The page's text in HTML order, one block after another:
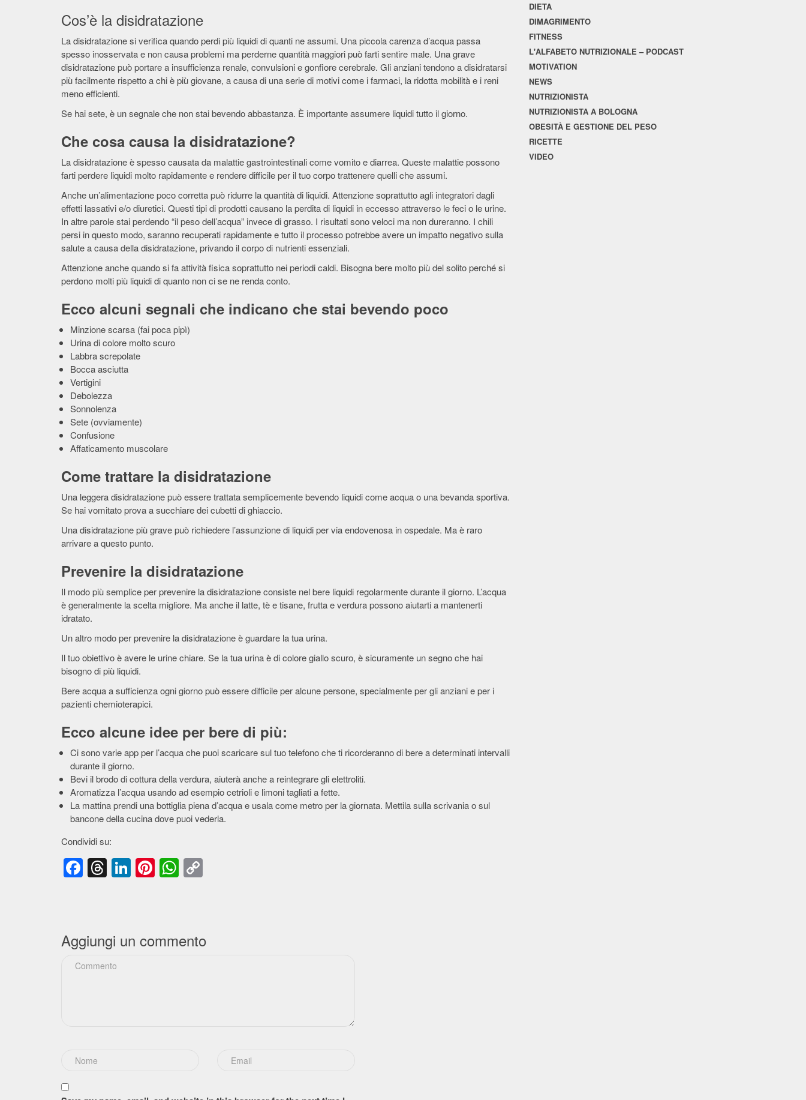
Cos’è la disidratazione
La disidratazione si verifica quando perdi più liquidi di quanti ne assumi. Una piccola carenza d’acqua passa
spesso inosservata e non causa problemi ma perderne quantità maggiori può farti sentire male. Una grave
disidratazione può portare a insufficienza renale, convulsioni e gonfiore cerebrale. Gli anziani tendono a disidratarsi
più facilmente rispetto a chi è più giovane, a causa di una serie di motivi come i farmaci, la ridotta mobilità e i reni
meno efficienti.
Se hai sete, è un segnale che non stai bevendo abbastanza. È importante assumere liquidi tutto il giorno.
Che cosa causa la disidratazione?
La disidratazione è spesso causata da malattie gastrointestinali come vomito e diarrea. Queste malattie possono
farti perdere liquidi molto rapidamente e rendere difficile per il tuo corpo trattenere quelli che assumi.
Anche un’alimentazione poco corretta può ridurre la quantità di liquidi. Attenzione soprattutto agli integratori dagli
effetti lassativi e/o diuretici. Questi tipi di prodotti causano la perdita di liquidi in eccesso attraverso le feci o le urine.
In altre parole stai perdendo “il peso dell’acqua” invece di grasso. I risultati sono veloci ma non dureranno. I chili
persi in questo modo, saranno recuperati rapidamente e tutto il processo potrebbe avere un impatto negativo sulla
salute a causa della disidratazione, privando il corpo di nutrienti essenziali.
Attenzione anche quando si fa attività fisica soprattutto nei periodi caldi. Bisogna bere molto più del solito perché si
perdono molti più liquidi di quanto non ci se ne renda conto.
Ecco alcuni segnali che indicano che stai bevendo poco
Minzione scarsa (fai poca pipì)
Urina di colore molto scuro
Labbra screpolate
Bocca asciutta
Vertigini
Debolezza
Sonnolenza
Sete (ovviamente)
Confusione
Affaticamento muscolare
Come trattare la disidratazione
Una leggera disidratazione può essere trattata semplicemente bevendo liquidi come acqua o una bevanda sportiva.
Se hai vomitato prova a succhiare dei cubetti di ghiaccio.
Una disidratazione più grave può richiedere l’assunzione di liquidi per via endovenosa in ospedale. Ma è raro
arrivare a questo punto.
Prevenire la disidratazione
Il modo più semplice per prevenire la disidratazione consiste nel bere liquidi regolarmente durante il giorno. L’acqua
è generalmente la scelta migliore. Ma anche il latte, tè e tisane, frutta e verdura possono aiutarti a mantenerti
idratato.
Un altro modo per prevenire la disidratazione è guardare la tua urina.
Il tuo obiettivo è avere le urine chiare. Se la tua urina è di colore giallo scuro, è sicuramente un segno che hai
bisogno di più liquidi.
Bere acqua a sufficienza ogni giorno può essere difficile per alcune persone, specialmente per gli anziani e per i
pazienti chemioterapici.
Ecco alcune idee per bere di più:
Ci sono varie app per l’acqua che puoi scaricare sul tuo telefono che ti ricorderanno di bere a determinati intervalli
durante il giorno.
Bevi il brodo di cottura della verdura, aiuterà anche a reintegrare gli elettroliti.
Aromatizza l’acqua usando ad esempio cetrioli e limoni tagliati a fette.
La mattina prendi una bottiglia piena d’acqua e usala come metro per la giornata. Mettila sulla scrivania o sul
bancone della cucina dove puoi vederla.
Condividi su:
Facebook
Threads
LinkedIn
Pinterest
WhatsApp
Aggiungi un commento
DIETA
DIMAGRIMENTO
FITNESS
L'ALFABETO NUTRIZIONALE – PODCAST
MOTIVATION
NEWS
NUTRIZIONISTA
NUTRIZIONISTA A BOLOGNA
OBESITÀ E GESTIONE DEL PESO
RICETTE
VIDEO